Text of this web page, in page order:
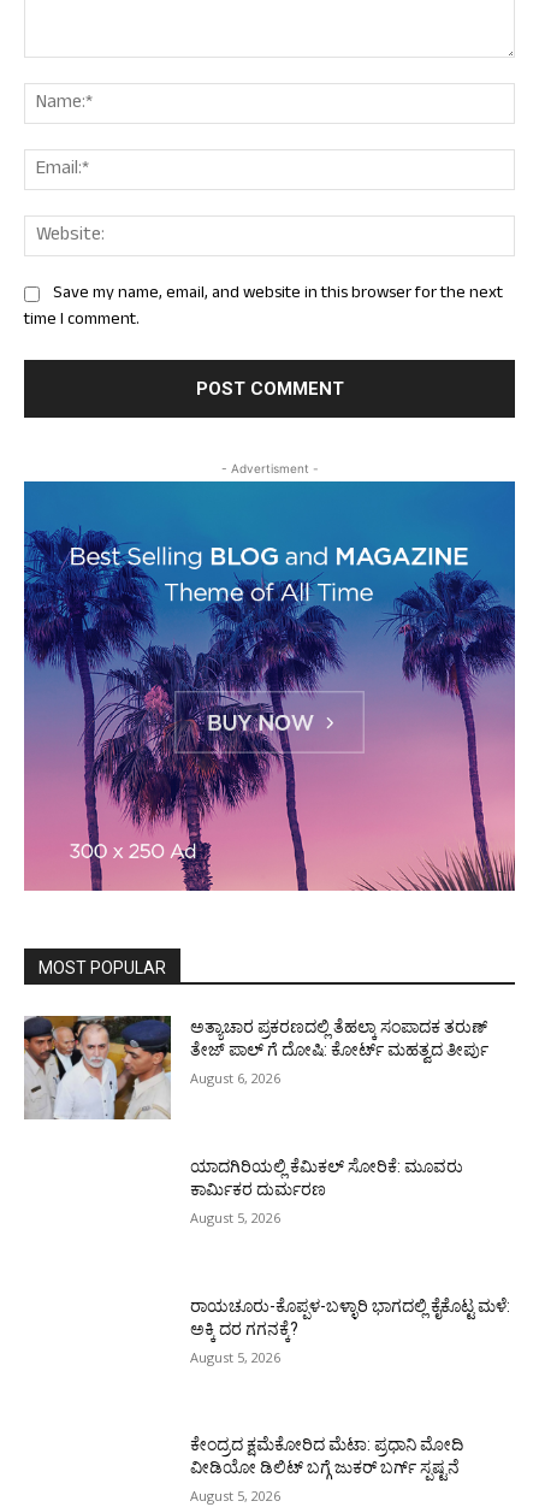
Save my name, email, and website in this browser for the next
time I comment.
- Advertisment -
MOST POPULAR
ಅತ್ಯಾಚಾರ ಪ್ರಕರಣದಲ್ಲಿ ತೆಹಲ್ಕಾ ಸಂಪಾದಕ ತರುಣ್‌
ತೇಜ್‌ ಪಾಲ್‌ ಗೆ ದೋಷಿ: ಕೋರ್ಟ್‌ ಮಹತ್ವದ ತೀರ್ಪು
August 6, 2026
ಯಾದಗಿರಿಯಲ್ಲಿ ಕೆಮಿಕಲ್ ಸೋರಿಕೆ: ಮೂವರು
ಕಾರ್ಮಿಕರ ದುರ್ಮರಣ
August 5, 2026
ರಾಯಚೂರು-ಕೊಪ್ಪಳ-ಬಳ್ಳಾರಿ ಭಾಗದಲ್ಲಿ ಕೈಕೊಟ್ಟ ಮಳೆ:
ಅಕ್ಕಿ ದರ ಗಗನಕ್ಕೆ?
August 5, 2026
ಕೇಂದ್ರದ ಕ್ಷಮೆಕೋರಿದ ಮೆಟಾ: ಪ್ರಧಾನಿ ಮೋದಿ
ವೀಡಿಯೋ ಡಿಲಿಟ್ ಬಗ್ಗೆ ಜುಕರ್ ಬರ್ಗ್ ಸ್ಪಷ್ಟನೆ
August 5, 2026